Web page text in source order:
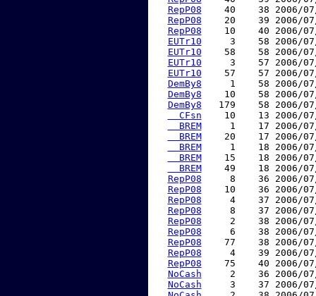
RepP08
40    38 2006/
RepP08
20    39 2006/
RepP08
10    40 2006/
EUTr10
3    58 2006/
EUTr10
58    58 2006/
EUTr10
3    57 2006/
EUTr10
57    57 2006/
DemBy8
1    58 2006/
DemBy8
10    58 2006/
DemBy8
179    58 2006/
  CFsn
10    13 2006/
  BREM
1    17 2006/
  BREM
20    17 2006/
  BREM
1    18 2006/
  BREM
15    18 2006/
  BREM
49    18 2006/
RepP08
8    36 2006/
RepP08
10    36 2006/
RepP08
4    37 2006/
RepP08
8    37 2006/
RepP08
2    38 2006/
RepP08
6    38 2006/
RepP08
77    38 2006/
RepP08
4    39 2006/
RepP08
75    40 2006/
NoCash
2    36 2006/
NoCash
3    37 2006/